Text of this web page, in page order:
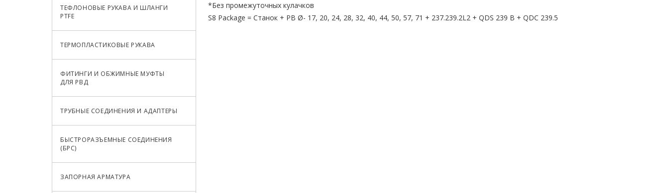
ТЕФЛОНОВЫЕ РУКАВА И ШЛАНГИ
PTFE
ТЕРМОПЛАСТИКОВЫЕ РУКАВА
ФИТИНГИ И ОБЖИМНЫЕ МУФТЫ
ДЛЯ РВД
ТРУБНЫЕ СОЕДИНЕНИЯ И АДАПТЕРЫ
БЫСТРОРАЗЪЕМНЫЕ СОЕДИНЕНИЯ
(БРС)
ЗАПОРНАЯ АРМАТУРА
*Без промежуточных кулачков
S8 Package = Станок + PB Ø- 17, 20, 24, 28, 32, 40, 44, 50, 57, 71 + 237.239.2L2 + QDS 239 B + QDC 239.5